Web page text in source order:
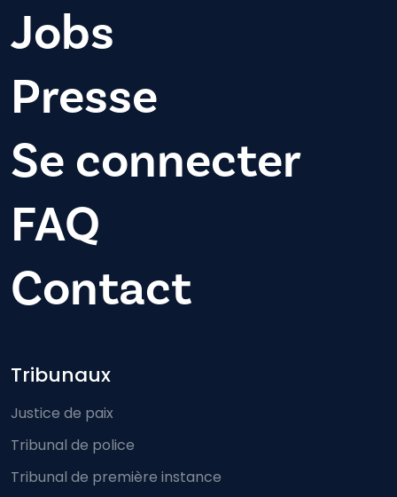
Jobs
Presse
Se connecter
FAQ
Contact
Footer-menu
Tribunaux
Justice de paix
Tribunal de police
Tribunal de première instance